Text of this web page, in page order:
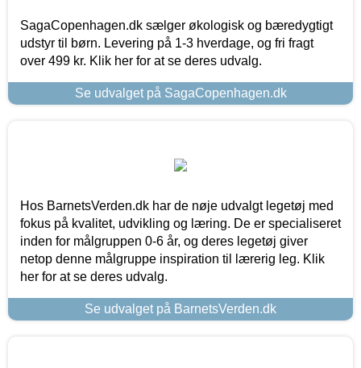
SagaCopenhagen.dk sælger økologisk og bæredygtigt
udstyr til børn. Levering på 1-3 hverdage, og fri fragt
over 499 kr. Klik her for at se deres udvalg.
Se udvalget på SagaCopenhagen.dk
Hos BarnetsVerden.dk har de nøje udvalgt legetøj med
fokus på kvalitet, udvikling og læring. De er specialiseret
inden for målgruppen 0-6 år, og deres legetøj giver
netop denne målgruppe inspiration til lærerig leg. Klik
her for at se deres udvalg.
Se udvalget på BarnetsVerden.dk